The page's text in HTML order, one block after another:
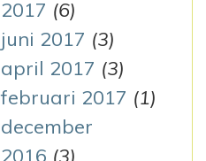
2017 (6)
juni 2017 (3)
april 2017 (3)
februari 2017 (1)
december
2016 (3)